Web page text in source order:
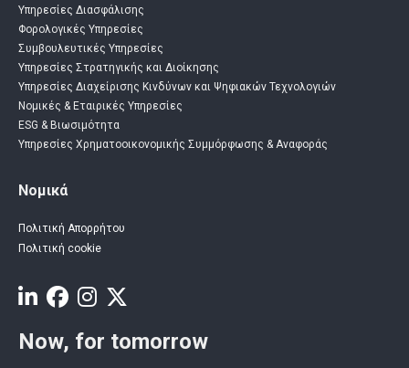
Υπηρεσίες Διασφάλισης
Φορολογικές Yπηρεσίες
Συμβουλευτικές Yπηρεσίες
Υπηρεσίες Στρατηγικής και Διοίκησης
Υπηρεσίες Διαχείρισης Κινδύνων και Ψηφιακών Τεχνολογιών
Νομικές & Εταιρικές Υπηρεσίες
ESG & Βιωσιμότητα
Υπηρεσίες Χρηματοοικονομικής Συμμόρφωσης & Αναφοράς
Νομικά
Πολιτική Απορρήτου
Πολιτική cookie
Now, for tomorrow